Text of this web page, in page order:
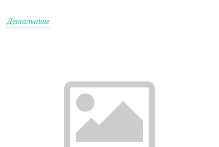
Детальніше